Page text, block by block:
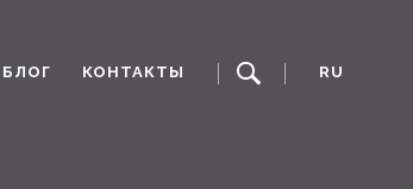
БЛОГ КОНТАКТЫ RU